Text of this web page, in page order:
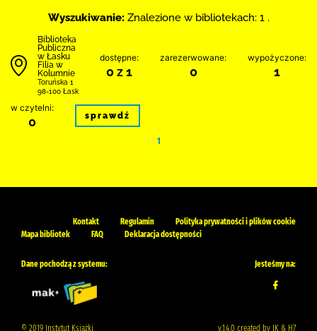
Wyszukiwanie: Znalezione w bibliotekach: 1 .
Biblioteka
Publiczna
w Łasku
Filia w
Kolumnie
Toruńska 1
98-100 Łask
dostępne:
0 z 1
zarezerwowane:
0
wypożyczone:
1
w czytelni:
0 sprawdź
1
Kontakt Regulamin
Polityka prywatności i plików cookie
Mapa bibliotek
FAQ Deklaracja dostępności
Dane pochodzą z systemu: Jesteśmy na:
© 2019 Instytut Książki v.1.4.0 created by IK & H7